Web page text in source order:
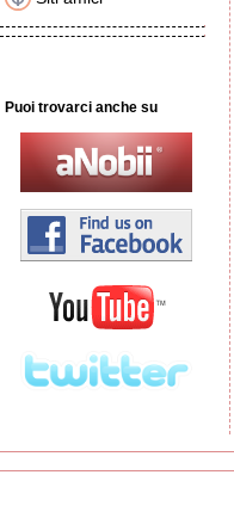
Puoi trovarci anche su